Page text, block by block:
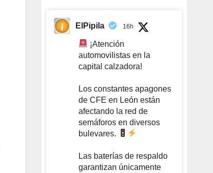
ElPipila 16h
¡Atención
automovilistas en la
capital calzadora!
Los constantes apagones
de CFE en León están
afectando la red de
semáforos en diversos
bulevares.
Las baterías de respaldo
garantizan únicamente